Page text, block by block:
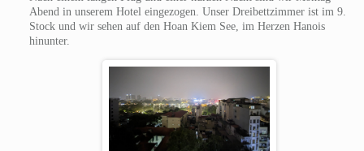
Abend in unserem Hotel eingezogen. Unser Dreibettzimmer ist im 9.
Stock und wir sehen auf den Hoan Kiem See, im Herzen Hanois
hinunter.